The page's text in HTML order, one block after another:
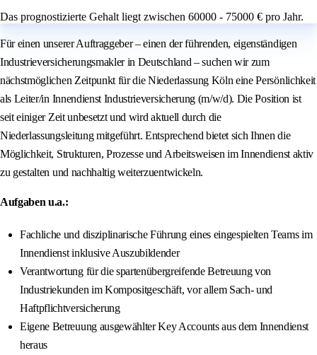
Das prognostizierte Gehalt liegt zwischen 60000 - 75000 € pro Jahr.
Für einen unserer Auftraggeber – einen der führenden, eigenständigen
Industrieversicherungsmakler in Deutschland – suchen wir zum
nächstmöglichen Zeitpunkt für die Niederlassung Köln eine Persönlichkeit
als Leiter/in Innendienst Industrieversicherung (m/w/d). Die Position ist
seit einiger Zeit unbesetzt und wird aktuell durch die
Niederlassungsleitung mitgeführt. Entsprechend bietet sich Ihnen die
Möglichkeit, Strukturen, Prozesse und Arbeitsweisen im Innendienst aktiv
zu gestalten und nachhaltig weiterzuentwickeln.
Aufgaben u.a.:
Fachliche und disziplinarische Führung eines eingespielten Teams im
Innendienst inklusive Auszubildender
Verantwortung für die spartenübergreifende Betreuung von
Industriekunden im Kompositgeschäft, vor allem Sach- und
Haftpflichtversicherung
Eigene Betreuung ausgewählter Key Accounts aus dem Innendienst
heraus